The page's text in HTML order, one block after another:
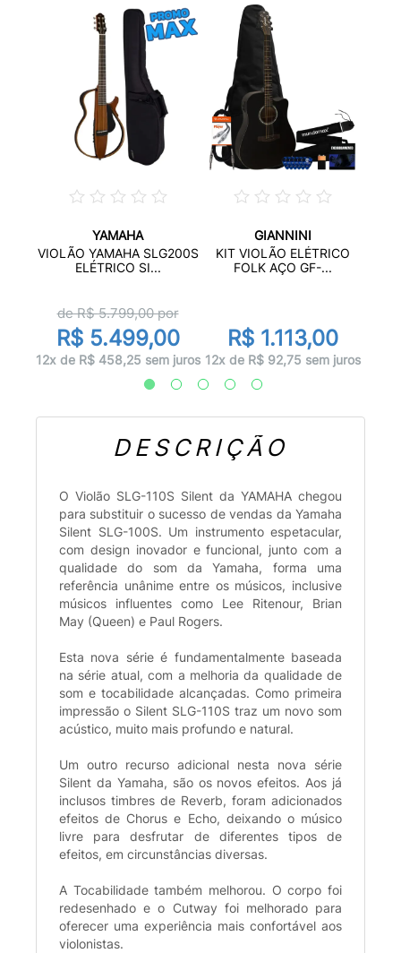
YAMAHA
VIOLÃO YAMAHA SLG200S
ELÉTRICO SI...
de R$5.799,00por
R$ 5.499,00
12x de R$ 458,25 sem juros
GIANNINI
KIT VIOLÃO ELÉTRICO
FOLK AÇO GF-...
R$ 1.113,00
12x de R$ 92,75 sem juros
DESCRIÇÃO
O Violão SLG-110S Silent da YAMAHA chegou
para substituir o sucesso de vendas da Yamaha
Silent SLG-100S. Um instrumento espetacular,
com design inovador e funcional, junto com a
qualidade do som da Yamaha, forma uma
referência unânime entre os músicos, inclusive
músicos influentes como Lee Ritenour, Brian
May (Queen) e Paul Rogers.
Esta nova série é fundamentalmente baseada
na série atual, com a melhoria da qualidade de
som e tocabilidade alcançadas. Como primeira
impressão o Silent SLG-110S traz um novo som
acústico, muito mais profundo e natural.
Um outro recurso adicional nesta nova série
Silent da Yamaha, são os novos efeitos. Aos já
inclusos timbres de Reverb, foram adicionados
efeitos de Chorus e Echo, deixando o músico
livre para desfrutar de diferentes tipos de
efeitos, em circunstâncias diversas.
A Tocabilidade também melhorou. O corpo foi
redesenhado e o Cutway foi melhorado para
oferecer uma experiência mais confortável aos
violonistas.